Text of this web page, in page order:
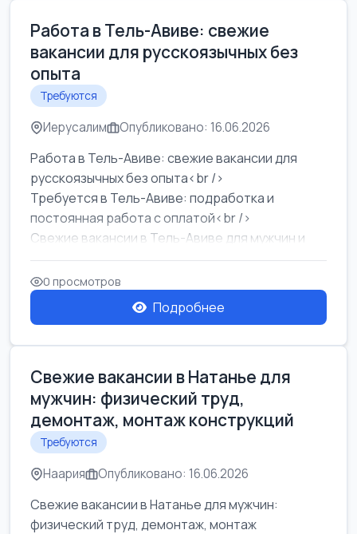
Работа в Тель-Авиве: свежие
вакансии для русскоязычных без
опыта
Требуются
Иерусалим Опубликовано: 16.06.2026
Работа в Тель-Авиве: свежие вакансии для
русскоязычных без опыта<br />
Требуется в Тель-Авиве: подработка и
постоянная работа с оплатой<br />
Свежие вакансии в Тель-Авиве для мужчин и
женщин от хозя...
0 просмотров
Подробнее
Свежие вакансии в Натанье для
мужчин: физический труд,
демонтаж, монтаж конструкций
Требуются
Наария Опубликовано: 16.06.2026
Свежие вакансии в Натанье для мужчин:
физический труд, демонтаж, монтаж